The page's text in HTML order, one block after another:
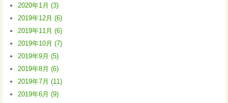
2020年1月 (3)
2019年12月 (6)
2019年11月 (6)
2019年10月 (7)
2019年9月 (5)
2019年8月 (6)
2019年7月 (11)
2019年6月 (9)